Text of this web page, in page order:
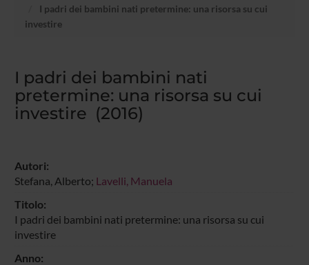
I padri dei bambini nati pretermine: una risorsa su cui
investire
I padri dei bambini nati
pretermine: una risorsa su cui
investire (2016)
Autori:
Stefana, Alberto; Lavelli, Manuela
Titolo:
I padri dei bambini nati pretermine: una risorsa su cui
investire
Anno: